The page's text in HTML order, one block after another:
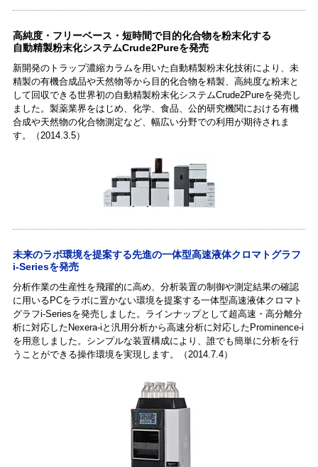
高純度・フリーベース・短時間で目的化合物を粉末化する
自動精製粉末化システムCrude2Pureを発売
新開発のトラップ濃縮カラムを用いた自動精製粉末化技術により、未
精製の有機合成品や天然物等から目的化合物を精製、高純度な粉末と
して回収できる世界初の自動精製粉末化システムCrude2Pureを発売し
ました。製薬業界をはじめ、化学、食品、公的研究機関における有機
合成や天然物の化合物測定など、幅広い分野での利用が期待されま
す。（2014.3.5）
未来のラボ環境を提案する先進の一体型高速液体クロマトグラフ
i-Seriesを発売
分析作業の生産性を飛躍的に高め、分析装置の制御や測定結果の確認
に用いるPCをラボに置かない環境を提案する一体型高速液体クロマト
グラフi-Seriesを発売しました。ラインナップとして超高速・高分離分
析に対応したNexera-iと汎用分析から高速分析に対応したProminence-i
を用意しました。シンプルな装置構成により、誰でも簡単に分析を行
うことができる操作環境を実現します。（2014.7.4）